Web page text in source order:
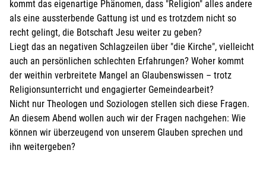
kommt das eigenartige Phänomen, dass "Religion" alles andere
als eine aussterbende Gattung ist und es trotzdem nicht so
recht gelingt, die Botschaft Jesu weiter zu geben?
Liegt das an negativen Schlagzeilen über "die Kirche", vielleicht
auch an persönlichen schlechten Erfahrungen? Woher kommt
der weithin verbreitete Mangel an Glaubenswissen – trotz
Religionsunterricht und engagierter Gemeindearbeit?
Nicht nur Theologen und Soziologen stellen sich diese Fragen.
An diesem Abend wollen auch wir der Fragen nachgehen: Wie
können wir überzeugend von unserem Glauben sprechen und
ihn weitergeben?